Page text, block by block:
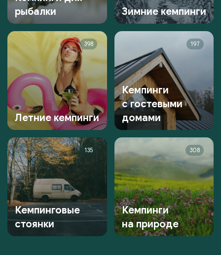
рыбалки
Зимние кемпинги
398
Летние кемпинги
197
Кемпинги
с гостевыми
домами
135
Кемпинговые
стоянки
308
Кемпинги
на природе